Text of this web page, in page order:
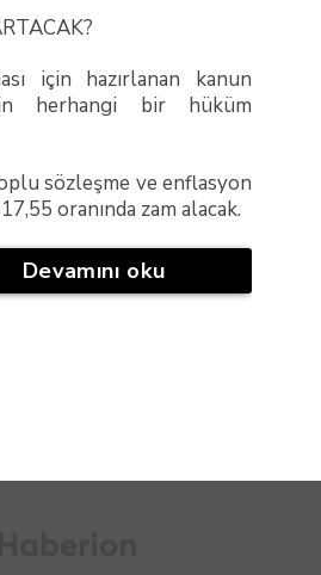
için hazırlanan kanun
herhangi bir hüküm
sözleşme ve enflasyon
oranında zam alacak.
Devamını oku